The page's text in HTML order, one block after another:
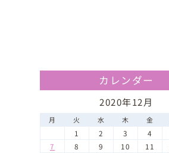
カレンダー
2020年12月
月 火 水 木 金
1 2 3 4
7
8 9 10 11